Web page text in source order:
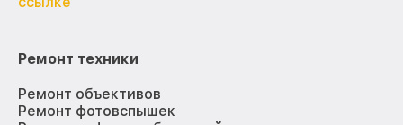
Ремонт техники
Ремонт объективов
Ремонт фотовспышек